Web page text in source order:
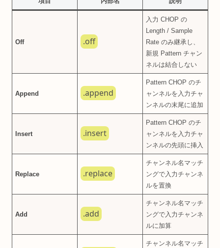
Off .off
入力 CHOP の
Length / Sample
Rate のみ継承し、
新規 Pattern チャン
ネルは結合しない
Append .append
Pattern CHOP のチ
ャンネルを入力チャ
ンネルの末尾に追加
Insert .insert
Pattern CHOP のチ
ャンネルを入力チャ
ンネルの先頭に挿入
Replace .replace
チャンネル名マッチ
ングで入力チャンネ
ルを置換
Add .add
チャンネル名マッチ
ングで入力チャンネ
ルに加算
チャンネル名マッチ